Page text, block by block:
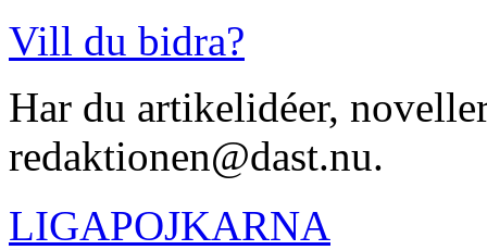
Vill du bidra?
Har du artikelidéer,
redaktionen@dast.nu.
LIGAPOJKARNA